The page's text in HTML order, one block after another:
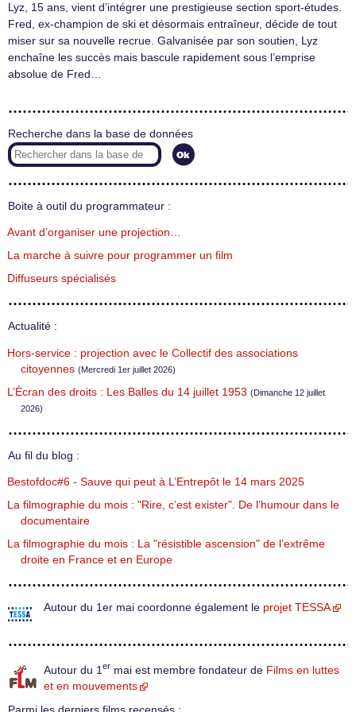
Lyz, 15 ans, vient d’intégrer une prestigieuse section sport-études.
Fred, ex-champion de ski et désormais entraîneur, décide de tout
miser sur sa nouvelle recrue. Galvanisée par son soutien, Lyz
enchaîne les succès mais bascule rapidement sous l’emprise
absolue de Fred…
Recherche dans la base de données
Boite à outil du programmateur :
Avant d’organiser une projection…
La marche à suivre pour programmer un film
Diffuseurs spécialisés
Actualité :
Hors-service : projection avec le Collectif des associations
citoyennes (Mercredi 1er juillet 2026)
L’Écran des droits : Les Balles du 14 juillet 1953 (Dimanche 12 juillet
2026)
Au fil du blog :
Bestofdoc#6 - Sauve qui peut à L’Entrepôt le 14 mars 2025
La filmographie du mois : "Rire, c’est exister". De l’humour dans le
documentaire
La filmographie du mois : La "résistible ascension" de l’extrême
droite en France et en Europe
Autour du 1er mai coordonne également le projet TESSA
Autour du 1 er mai est membre fondateur de Films en luttes
et en mouvements